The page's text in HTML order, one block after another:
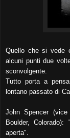
Quello che si vede
alcuni punti due
sconvolgente.
Tutto porta a
lontano passato di
John Spencer
Boulder,
aperta".